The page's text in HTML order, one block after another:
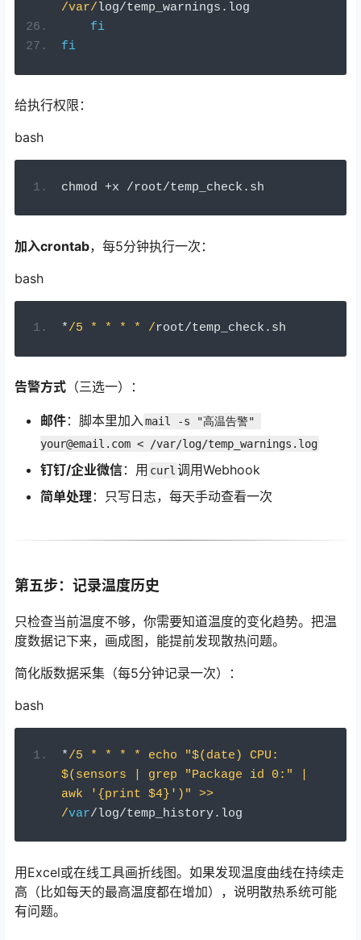
/var/log/temp_warnings . log
fi
fi
给执行权限：
bash
chmod +x /root/temp_check . sh
加入crontab，每5分钟执行一次：
bash
*/5 * * * * /root/temp_check . sh
告警方式 （三选一）：
邮件：脚本里加入mail -s "高温告警"
your@email.com < /var/log/temp_warnings.log
钉钉/企业微信：用 curl 调用Webhook
简单处理 ：只写日志，每天手动查看一次
第五步：记录温度历史
只检查当前温度不够，你需要知道温度的变化趋势。把温
度数据记下来，画成图，能提前发现散热问题。
简化版数据采集（每5分钟记录一次）：
bash
*/5 * * * * echo "$(date) CPU:
$(sensors | grep "Package id 0:" |
awk '{print $4}')" >>
/var/log/temp_history. log
用Excel或在线工具画折线图。如果发现温度曲线在持续走
高（比如每天的最高温度都在增加），说明散热系统可能
有问题。